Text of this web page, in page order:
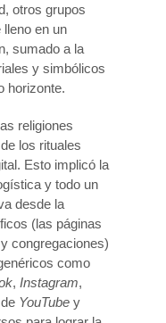
otros grupos
en un
sumado a la
y simbólicos
horizonte.
religiones
los rituales
Esto implicó la
y todo un
desde la
(las páginas
congregaciones)
como
, Instagram,
YouTube y